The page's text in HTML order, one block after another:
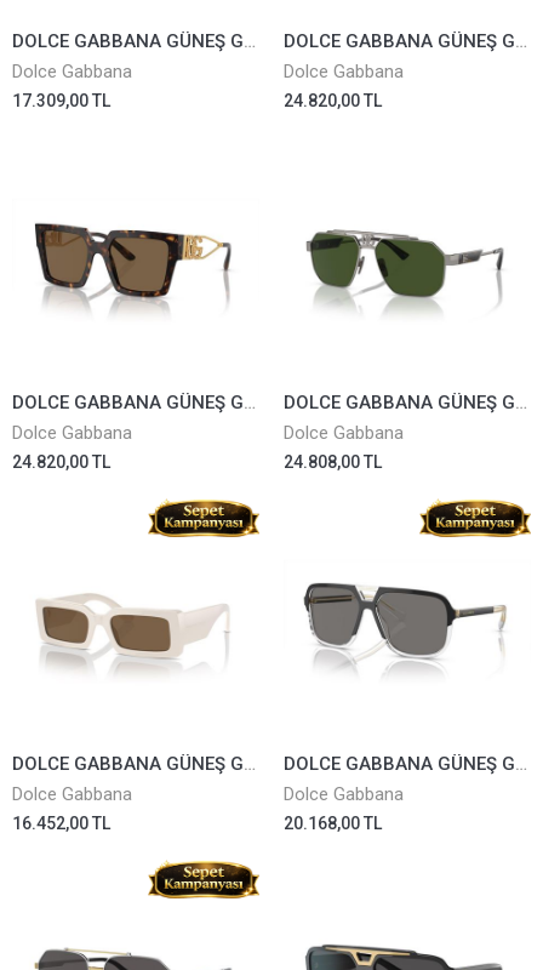
DOLCE GABBANA GÜNEŞ GÖZLÜĞÜ 4438-502/13
Dolce Gabbana
17.309,00 TL
DOLCE GABBANA GÜNEŞ GÖZLÜĞÜ 4446-B-501/87
Dolce Gabbana
24.820,00 TL
DOLCE GABBANA GÜNEŞ GÖZLÜĞÜ 4446-B-502/73
Dolce Gabbana
24.820,00 TL
DOLCE GABBANA GÜNEŞ GÖZLÜĞÜ 2294-04/71
Dolce Gabbana
24.808,00 TL
DOLCE GABBANA GÜNEŞ GÖZLÜĞÜ 4416-3429/73
Dolce Gabbana
16.452,00 TL
DOLCE GABBANA GÜNEŞ GÖZLÜĞÜ 4354-501/81
Dolce Gabbana
20.168,00 TL